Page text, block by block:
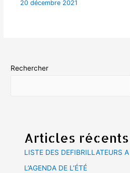
20 décembre 2021
Rechercher
Articles récents
LISTE DES DEFIBRILLATEURS
L’AGENDA DE L’ÉTÉ